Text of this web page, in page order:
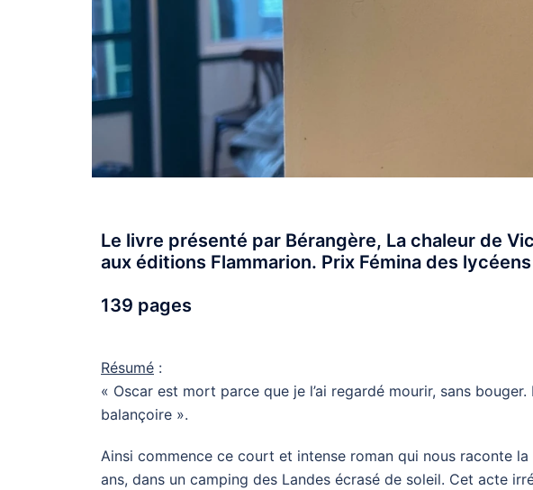
Le livre présenté par Bérangère, La chaleur de
aux éditions Flammarion. Prix Fémina des lycéens
139 pages
Résumé :
« Oscar est mort parce que je l’ai regardé mourir, sans
balançoire ».
Ainsi commence ce court et intense roman qui nous raconte
ans, dans un camping des Landes écrasé de soleil. Cet acte